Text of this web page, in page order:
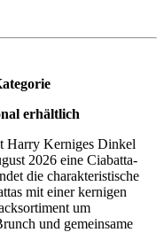
erhältlich
Harry Kerniges Dinkel
2026 eine Ciabatta-
die charakteristische
mit einer kernigen
um
und gemeinsame